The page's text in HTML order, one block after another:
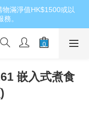
滿淨值HK$1500或以
。
嵌入式煮食